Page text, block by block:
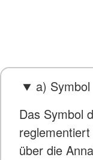
a) Symbol
Das Symbol
über die